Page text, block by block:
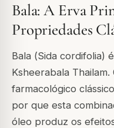
Bala: A Erva
Propriedades
Bala (Sida cordifolia)
Ksheerabala
farmacológico
por que esta
óleo produz os